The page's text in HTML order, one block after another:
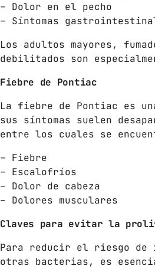
– Dolor en el pecho
– Síntomas
Los adultos mayores,
debilitados son
Fiebre de Pontiac
La fiebre de Pontiac es
sus síntomas suelen
entre los cuales se
– Fiebre
– Escalofríos
– Dolor de cabeza
– Dolores musculares
Claves para evitar la
Para reducir el riesgo de
otras bacterias, es